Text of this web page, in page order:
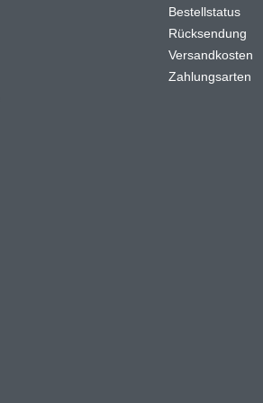
Bestellstatus
Rücksendung
Versandkosten
Zahlungsarten